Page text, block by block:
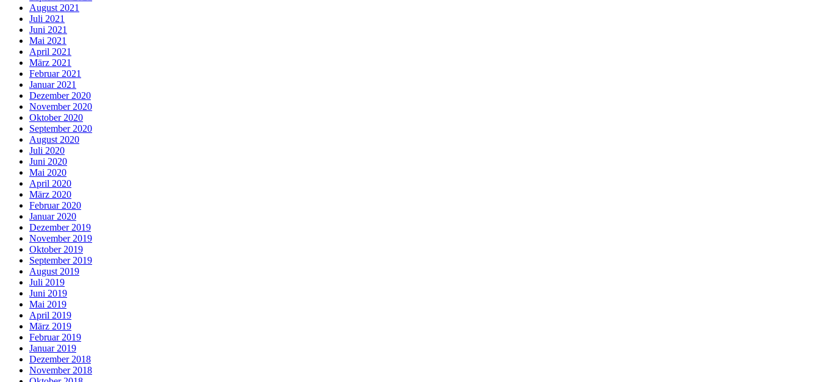
August 2021
Juli 2021
Juni 2021
Mai 2021
April 2021
März 2021
Februar 2021
Januar 2021
Dezember 2020
November 2020
Oktober 2020
September 2020
August 2020
Juli 2020
Juni 2020
Mai 2020
April 2020
März 2020
Februar 2020
Januar 2020
Dezember 2019
November 2019
Oktober 2019
September 2019
August 2019
Juli 2019
Juni 2019
Mai 2019
April 2019
März 2019
Februar 2019
Januar 2019
Dezember 2018
November 2018